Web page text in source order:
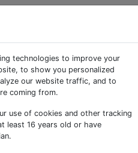
je
Wi-
les
technologies to improve your
to show you personalized
our website traffic, and to
coming from.
use of cookies and other tracking
least 16 years old or have